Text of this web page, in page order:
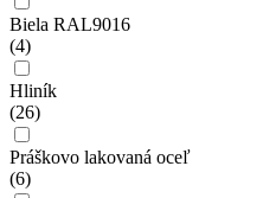
Biela RAL9016
(4)
Hliník
(26)
Práškovo lakovaná oceľ
(6)